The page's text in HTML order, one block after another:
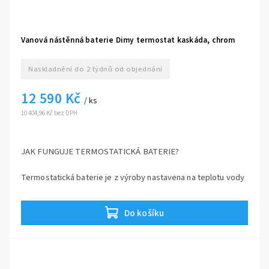
Vanová nástěnná baterie Dimy termostat kaskáda, chrom
Naskladnění do 2 týdnů od objednání
10 404,96 Kč bez DPH
12 590 Kč / ks
Do košíku
JAK FUNGUJE TERMOSTATICKÁ BATERIE?
Termostatická baterie je z výroby nastavena na teplotu vody
voda o teplotě 38 °C. Pokud budete chtít vodu chladnější,
stačí otočit pravou rukojetí směrem od sebe. Pokud budete
chtít vodu teplejší, je třeba zmáčknout bezpečnostní